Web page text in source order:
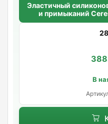
Эластичный
и примыканий
В